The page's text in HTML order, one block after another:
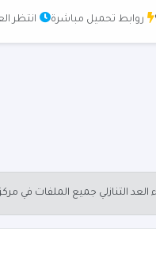
روابط تحميل مباشرة انتظر
التنازلي جميع الملفات في